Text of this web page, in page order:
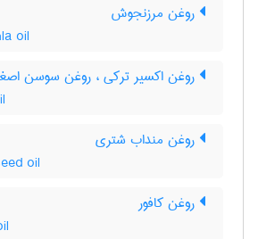
روغن مرزنجوش
oil
روغن اکسیر ترکی ، روغن سوسن
روغن منداب شتری
oil
روغن کافور